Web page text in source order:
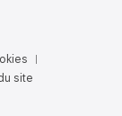
site